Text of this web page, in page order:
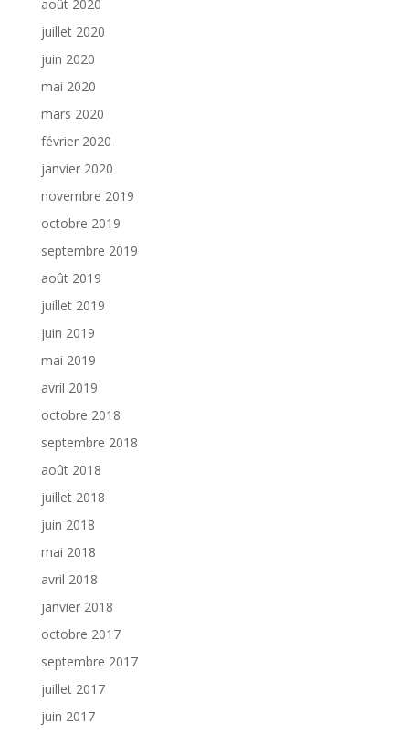
août 2020
juillet 2020
juin 2020
mai 2020
mars 2020
février 2020
janvier 2020
novembre 2019
octobre 2019
septembre 2019
août 2019
juillet 2019
juin 2019
mai 2019
avril 2019
octobre 2018
septembre 2018
août 2018
juillet 2018
juin 2018
mai 2018
avril 2018
janvier 2018
octobre 2017
septembre 2017
juillet 2017
juin 2017